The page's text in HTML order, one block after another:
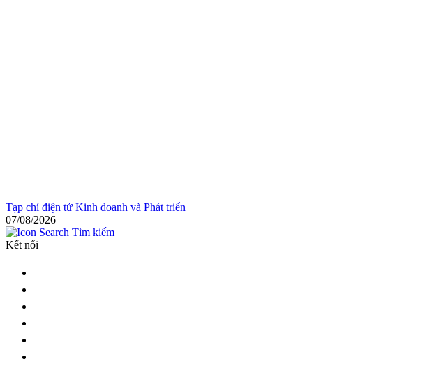
Tạp chí điện tử Kinh doanh và Phát triển
07/08/2026
Tìm kiếm
Kết nối